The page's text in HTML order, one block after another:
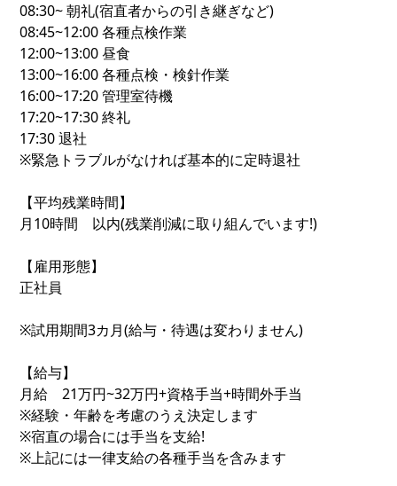
08:30~ 朝礼(宿直者からの引き継ぎなど)
08:45~12:00 各種点検作業
12:00~13:00 昼食
13:00~16:00 各種点検・検針作業
16:00~17:20 管理室待機
17:20~17:30 終礼
17:30 退社
※緊急トラブルがなければ基本的に定時退社
【平均残業時間】
月10時間 以内(残業削減に取り組んでいます!)
【雇用形態】
正社員
※試用期間3カ月(給与・待遇は変わりません)
【給与】
月給 21万円~32万円+資格手当+時間外手当
※経験・年齢を考慮のうえ決定します
※宿直の場合には手当を支給!
※上記には一律支給の各種手当を含みます